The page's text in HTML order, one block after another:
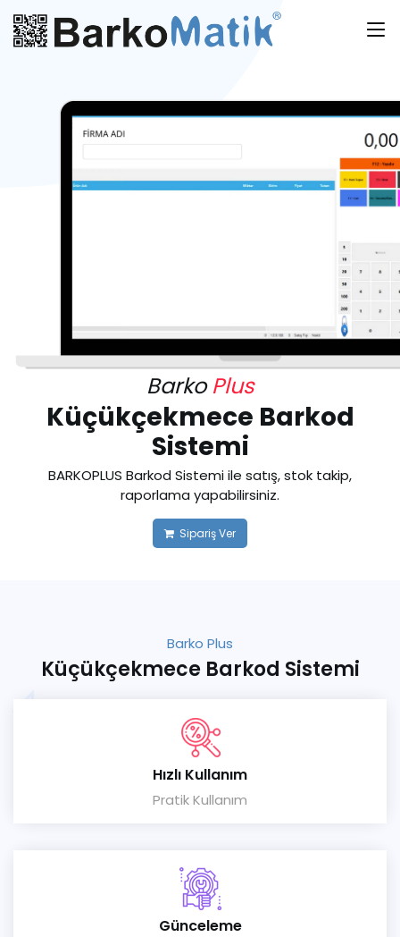
BarkoPlus
Küçükçekmece Barkod
Sistemi
BARKOPLUS Barkod Sistemi ile satış, stok takip,
raporlama yapabilirsiniz.
Sipariş Ver
Barko Plus
Küçükçekmece Barkod Sistemi
Hızlı Kullanım
Pratik Kullanım
Günceleme